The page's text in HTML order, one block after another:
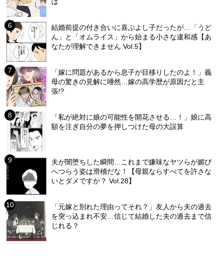
結婚前提の付き合いに喜ぶよし子だったが…「うど
ん」と「オムライス」から始まる小さな違和感【あ
なたが理解できません Vol.5】
「嫁に問題があるから息子が目移りしたのよ！」義
母の驚きの見解に唖然…嫁の高学歴が原因だと主
張!?
「私が絶対に娘の可能性を開花させる…！」娘に高
額を注ぎ自分の夢を押しつけた母の大誤算
夫が闇堕ちした瞬間…これまで嫌味なヤツらが媚び
へつらう姿は滑稽だな！【母親ならすべてを許さな
いとダメですか？ Vol.28】
「元嫁と別れた理由ってそれ？」友人から夫の過去
を突っ込まれ不安…信じて結婚した夫の過去まで信
じれる？